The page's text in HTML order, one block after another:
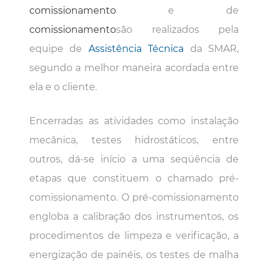
comissionamento e de
comissionamentosão realizados pela
equipe de Assistência Técnica da SMAR,
segundo a melhor maneira acordada entre
ela e o cliente.
Encerradas as atividades como instalação
mecânica, testes hidrostáticos, entre
outros, dá-se início a uma seqüência de
etapas que constituem o chamado pré-
comissionamento. O pré-comissionamento
engloba a calibração dos instrumentos, os
procedimentos de limpeza e verificação, a
energização de painéis, os testes de malha